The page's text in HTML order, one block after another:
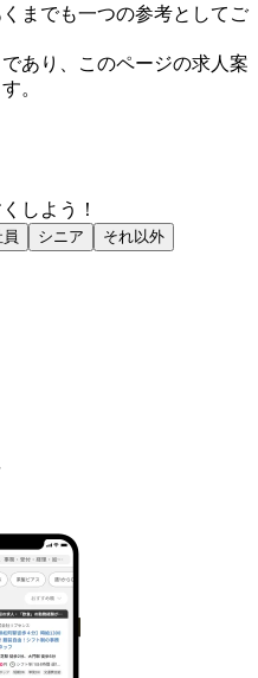
までも一つの参考としてご
あり、このページの求人案
。
しよう！
シニア
それ以外